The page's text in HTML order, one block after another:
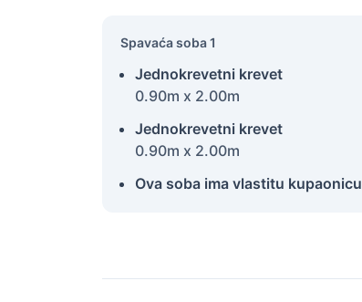
Spavaća soba 1
Jednokrevetni krevet
0.90m x 2.00m
Jednokrevetni krevet
0.90m x 2.00m
Ova soba ima vlastitu kupaonicu